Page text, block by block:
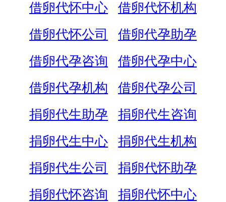
借卵代怀中心
借卵代怀机构
借卵代怀公司
借卵代孕助孕
借卵代孕咨询
借卵代孕中心
借卵代孕机构
借卵代孕公司
捐卵代生助孕
捐卵代生咨询
捐卵代生中心
捐卵代生机构
捐卵代生公司
捐卵代怀助孕
捐卵代怀咨询
捐卵代怀中心